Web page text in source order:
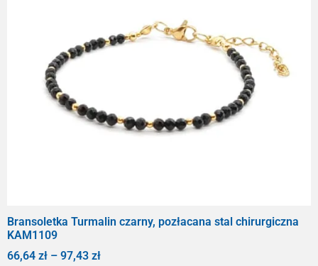
Bransoletka Turmalin czarny, pozłacana stal chirurgiczna
KAM1109
66,64 zł – 97,43 zł